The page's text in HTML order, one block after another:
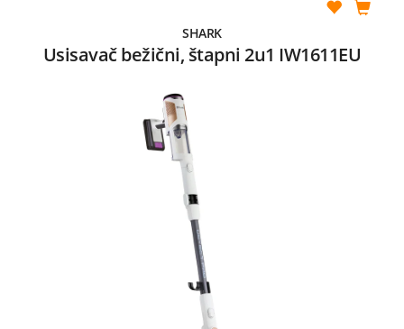
SHARK
Usisavač bežični, štapni 2u1 IW1611EU